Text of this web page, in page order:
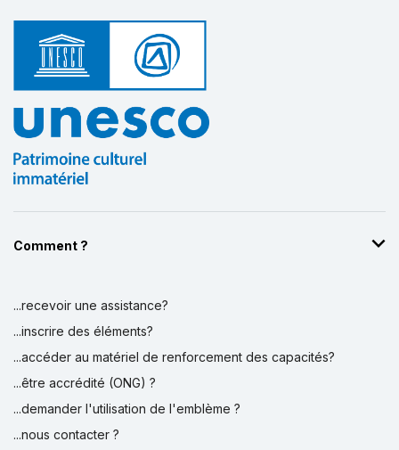
Comment ?
...recevoir une assistance?
...inscrire des éléments?
...accéder au matériel de renforcement des capacités?
...être accrédité (ONG) ?
...demander l'utilisation de l'emblème ?
...nous contacter ?